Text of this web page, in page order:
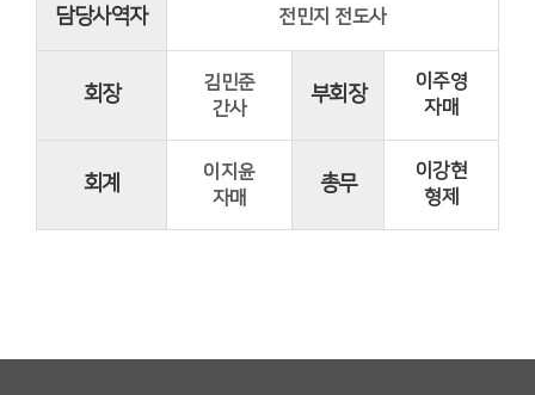
담당사역자 전민지 전도사
회장
김민준
간사
부회장
이주영
자매
회계
이지윤
자매
총무
이강현
형제